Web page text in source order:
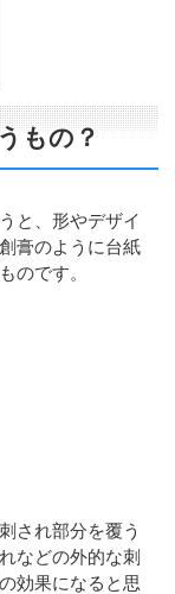
もの？
と、形やデザイ
膏のように台紙
のです。
され部分を覆う
などの外的な刺
効果になると思